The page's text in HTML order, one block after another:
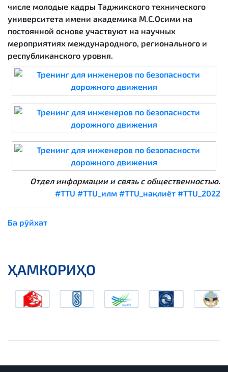
числе молодые кадры Таджикского технического
университета имени академика М.С.Осими на
постоянной основе участвуют на научных
мероприятиях международного, регионального и
республиканского уровня.
Отдел информации и связь с общественностью.
#TTU #TTU_илм #TTU_нақлиёт #TTU_2022
Ба рӯйхат
ҲАМКОРИҲО